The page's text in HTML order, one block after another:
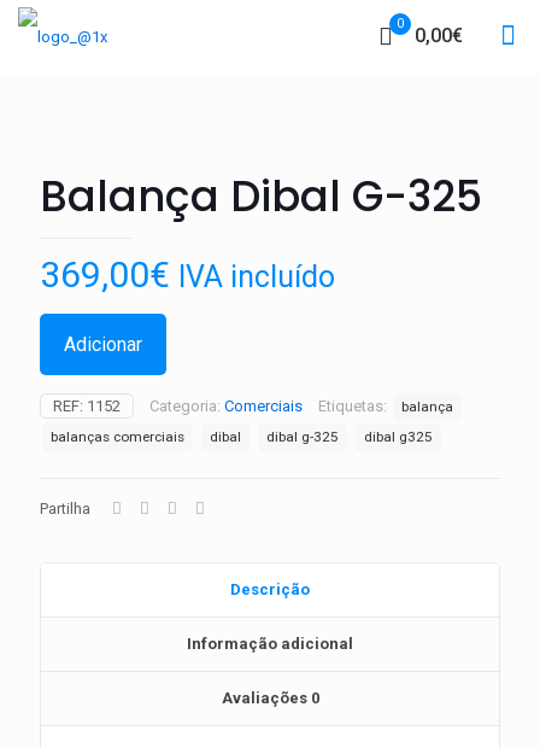
0
0,00€
Balança Dibal G-325
369,00€ IVA incluído
Adicionar
REF: 1152 Categoria: Comerciais Etiquetas:
balança
balanças comerciais
dibal dibal g-325 dibal g325
Partilha
Descrição
Informação adicional
Avaliações 0